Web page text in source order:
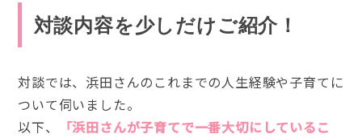
対談内容を少しだけご紹介！
対談では、浜田さんのこれまでの人生経験や子育てに
ついて伺いました。
以下、
「浜田さんが子育てで一番大切にしているこ